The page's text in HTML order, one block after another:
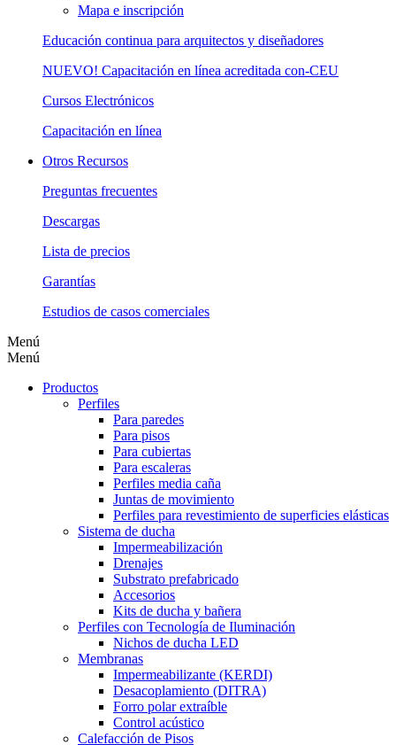
Mapa e inscripción
Educación continua para arquitectos y diseñadores
NUEVO! Capacitación en línea acreditada con-CEU
Cursos Electrónicos
Capacitación en línea
Otros Recursos
Preguntas frecuentes
Descargas
Lista de precios
Garantías
Estudios de casos comerciales
Menú
Menú
Productos
Perfiles
Para paredes
Para pisos
Para cubiertas
Para escaleras
Perfiles media caña
Juntas de movimiento
Perfiles para revestimiento de superficies elásticas
Sistema de ducha
Impermeabilización
Drenajes
Substrato prefabricado
Accesorios
Kits de ducha y bañera
Perfiles con Tecnología de Iluminación
Nichos de ducha LED
Membranas
Impermeabilizante (KERDI)
Desacoplamiento (DITRA)
Forro polar extraíble
Control acústico
Calefacción de Pisos